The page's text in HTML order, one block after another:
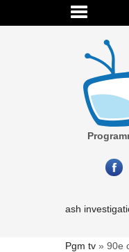
Cash
Pgm tv » 90e